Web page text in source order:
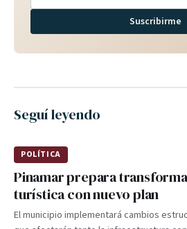
Suscribirme
Seguí leyendo
POLÍTICA
Pinamar prepara
turística con nuevo plan
El municipio implementará cambios